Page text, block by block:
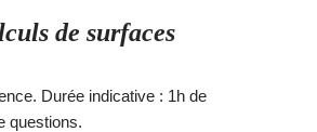
de surfaces
Durée indicative : 1h de
questions.